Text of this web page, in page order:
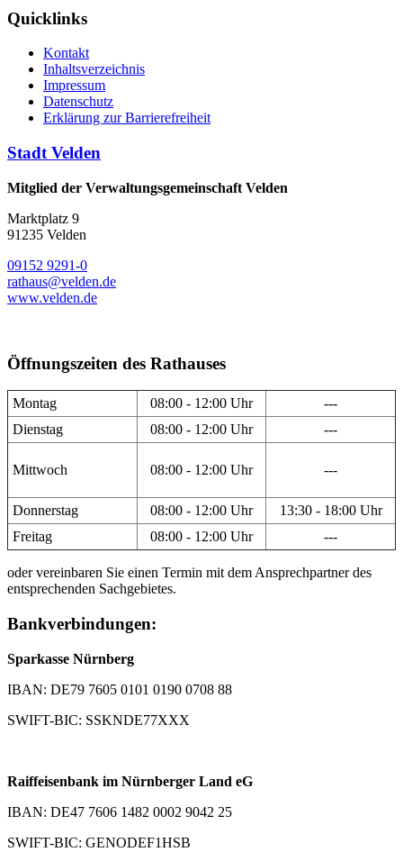
Quicklinks
Kontakt
Inhaltsverzeichnis
Impressum
Datenschutz
Erklärung zur Barrierefreiheit
Stadt Velden
Mitglied der Verwaltungsgemeinschaft Velden
Marktplatz 9
91235 Velden
09152 9291-0
rathaus@velden.de
www.velden.de
Öffnungszeiten des Rathauses
Montag 08:00 - 12:00 Uhr
---
Dienstag
08:00 - 12:00 Uhr ---
Mittwoch 08:00 - 12:00 Uhr ---
Donnerstag 08:00 - 12:00 Uhr
13:30 - 18:00 Uhr
Freitag
08:00 - 12:00 Uhr ---
oder vereinbaren Sie einen Termin mit dem Ansprechpartner des
entsprechenden Sachgebietes.
Bankverbindungen:
Sparkasse Nürnberg
IBAN: DE79 7605 0101 0190 0708 88
SWIFT-BIC: SSKNDE77XXX
Raiffeisenbank im Nürnberger Land eG
IBAN: DE47 7606 1482 0002 9042 25
SWIFT-BIC: GENODEF1HSB